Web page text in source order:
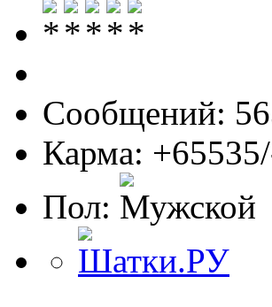
Сообщений:
Карма:
Пол: